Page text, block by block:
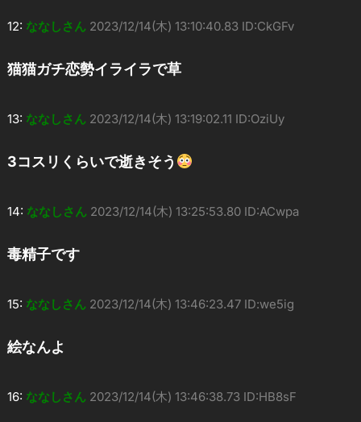
12: ななしさん 2023/12/14(木) 13:10:40.83 ID:CkGFv
猫猫ガチ恋勢イライラで草
13: ななしさん 2023/12/14(木) 13:19:02.11 ID:OziUy
3コスリくらいで逝きそう
14: ななしさん 2023/12/14(木) 13:25:53.80 ID:ACwpa
毒精子です
15: ななしさん 2023/12/14(木) 13:46:23.47 ID:we5ig
絵なんよ
16: ななしさん 2023/12/14(木) 13:46:38.73 ID:HB8sF